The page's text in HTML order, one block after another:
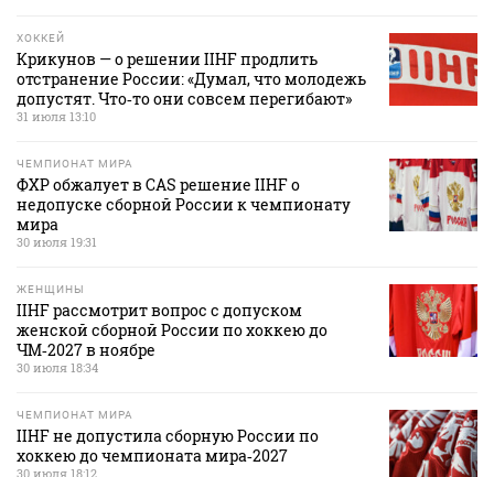
ХОККЕЙ
Крикунов — о решении IIHF продлить
отстранение России: «Думал, что молодежь
допустят. Что‑то они совсем перегибают»
31 июля 13:10
ЧЕМПИОНАТ МИРА
ФХР обжалует в CAS решение IIHF о
недопуске сборной России к чемпионату
мира
30 июля 19:31
ЖЕНЩИНЫ
IIHF рассмотрит вопрос с допуском
женской сборной России по хоккею до
ЧМ‑2027 в ноябре
30 июля 18:34
ЧЕМПИОНАТ МИРА
IIHF не допустила сборную России по
хоккею до чемпионата мира‑2027
30 июля 18:12